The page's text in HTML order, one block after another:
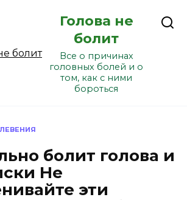
Голова не
болит
Все о причинах
головных болей и о
том, как с ними
бороться
болит голова и
Не
эти